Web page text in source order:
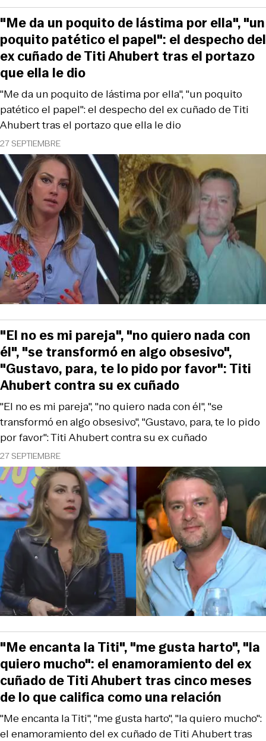
27 SEPTIEMBRE
"Me da un poquito de lástima por ella", "un poquito
patético el papel": el despecho del ex cuñado de Titi
Ahubert tras el portazo que ella le dio
"Me da un poquito de lástima por ella", "un
poquito patético el papel": el despecho del
ex cuñado de Titi Ahubert tras el portazo
que ella le dio
27 SEPTIEMBRE
"El no es mi pareja", "no quiero nada con él", "se
transformó en algo obsesivo", "Gustavo, para, te lo pido
por favor": Titi Ahubert contra su ex cuñado
"El no es mi pareja", "no quiero nada con
él", "se transformó en algo obsesivo",
"Gustavo, para, te lo pido por favor": Titi
Ahubert contra su ex cuñado
"Me encanta la Titi", "me gusta harto", "la quiero mucho":
el enamoramiento del ex cuñado de Titi Ahubert tras
"Me encanta la Titi", "me gusta harto", "la
quiero mucho": el enamoramiento del ex
cuñado de Titi Ahubert tras cinco meses
de lo que califica como una relación